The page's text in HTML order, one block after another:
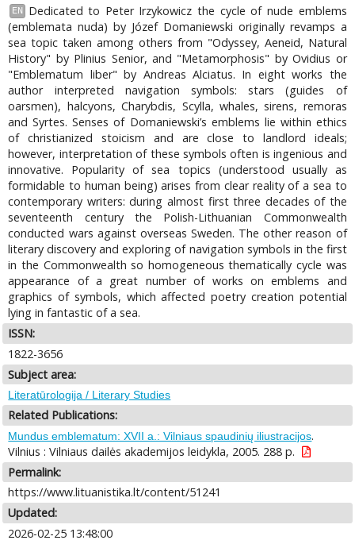
EN
Dedicated to Peter Irzykowicz the cycle of nude emblems
(emblemata nuda) by Józef Domaniewski originally revamps a
sea topic taken among others from "Odyssey, Aeneid, Natural
History" by Plinius Senior, and "Metamorphosis" by Ovidius or
"Emblematum liber" by Andreas Alciatus. In eight works the
author interpreted navigation symbols: stars (guides of
oarsmen), halcyons, Charybdis, Scylla, whales, sirens, remoras
and Syrtes. Senses of Domaniewski’s emblems lie within ethics
of christianized stoicism and are close to landlord ideals;
however, interpretation of these symbols often is ingenious and
innovative. Popularity of sea topics (understood usually as
formidable to human being) arises from clear reality of a sea to
contemporary writers: during almost first three decades of the
seventeenth century the Polish-Lithuanian Commonwealth
conducted wars against overseas Sweden. The other reason of
literary discovery and exploring of navigation symbols in the first
in the Commonwealth so homogeneous thematically cycle was
appearance of a great number of works on emblems and
graphics of symbols, which affected poetry creation potential
lying in fantastic of a sea.
ISSN:
1822-3656
Subject area:
Literatūrologija / Literary Studies
Related Publications:
Mundus emblematum: XVII a.: Vilniaus spaudinių iliustracijos.
Vilnius : Vilniaus dailės akademijos leidykla, 2005. 288 p.
Permalink:
https://www.lituanistika.lt/content/51241
Updated:
2026-02-25 13:48:00